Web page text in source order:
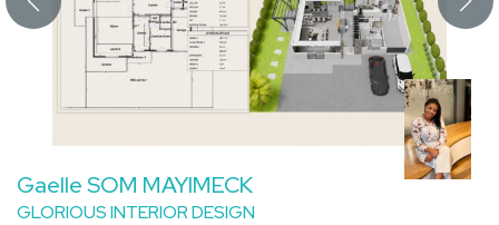
Gaelle SOM MAYIMECK
GLORIOUS INTERIOR DESIGN